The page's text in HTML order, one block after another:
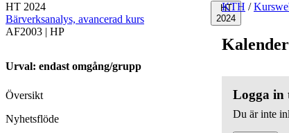
HT
2024
KTH /
Kalender
Logga in
Du är inte
HT 2024
Bärverksanalys, avancerad kurs
AF2003 | HP
Urval: endast omgång/grupp
Översikt
Nyhetsflöde